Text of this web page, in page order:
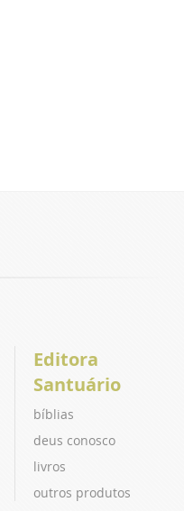
Editora
Santuário
bíblias
deus conosco
livros
outros produtos